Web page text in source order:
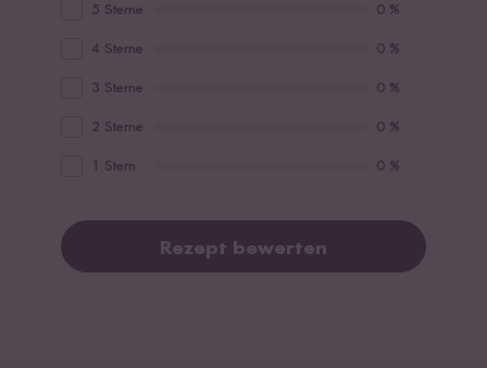
5 Sterne 0 %
4 Sterne 0 %
3 Sterne 0 %
2 Sterne 0 %
1 Stern 0 %
Rezept bewerten